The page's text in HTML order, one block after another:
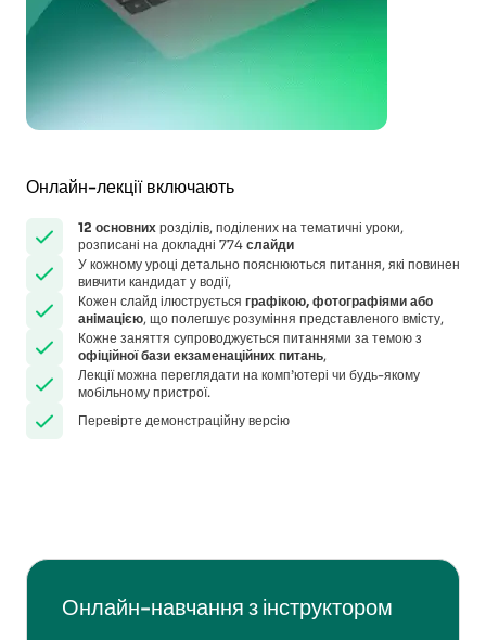
Онлайн-лекції включають
12 основних розділів, поділених на тематичні уроки,
розписані на докладні 774 слайди
У кожному уроці детально пояснюються питання, які повинен
вивчити кандидат у водії,
Кожен слайд ілюструється графікою, фотографіями або
анімацією, що полегшує розуміння представленого вмісту,
Кожне заняття супроводжується питаннями за темою з
офіційної бази екзаменаційних питань,
Лекції можна переглядати на комп’ютері чи будь-якому
мобільному пристрої.
Перевірте демонстраційну версію
Онлайн-навчання з інструктором